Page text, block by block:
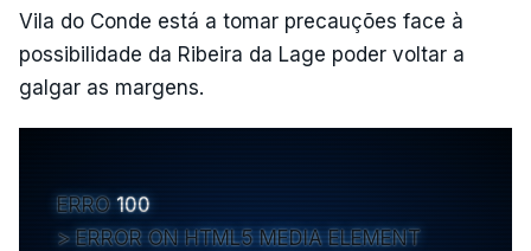
Vila do Conde está a tomar precauções face à
possibilidade da Ribeira da Lage poder voltar a
galgar as margens.
ERRO 100
ERROR ON HTML5 MEDIA ELEMENT